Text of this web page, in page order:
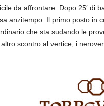
da affrontare. Dopo 25′ di
anzitempo. Il primo posto in
che sta sudando le
scontro al vertice, i